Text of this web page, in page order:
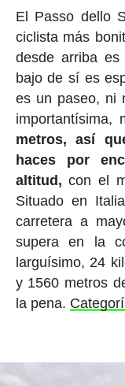
El Passo dello
ciclista más
desde arriba
bajo de sí es
es un paseo, ni
metros, así
haces por
altitud, con el
Situado en
carretera a
supera en la
larguísimo, 24
y 1560 metros
la pena.